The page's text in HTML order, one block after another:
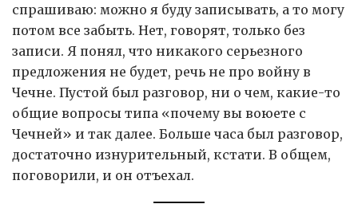
спрашиваю: можно я буду записывать, а то могу
потом все забыть. Нет, говорят, только без
записи. Я понял, что никакого серьезного
предложения не будет, речь не про войну в
Чечне. Пустой был разговор, ни о чем, какие-то
общие вопросы типа «почему вы воюете с
Чечней» и так далее. Больше часа был разговор,
достаточно изнурительный, кстати. В общем,
поговорили, и он отъехал.